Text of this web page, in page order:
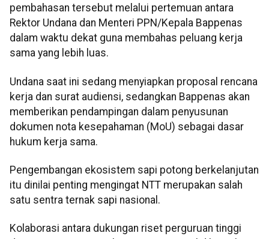
pembahasan tersebut melalui pertemuan antara
Rektor Undana dan Menteri PPN/Kepala Bappenas
dalam waktu dekat guna membahas peluang kerja
sama yang lebih luas.
Undana saat ini sedang menyiapkan proposal rencana
kerja dan surat audiensi, sedangkan Bappenas akan
memberikan pendampingan dalam penyusunan
dokumen nota kesepahaman (MoU) sebagai dasar
hukum kerja sama.
Pengembangan ekosistem sapi potong berkelanjutan
itu dinilai penting mengingat NTT merupakan salah
satu sentra ternak sapi nasional.
Kolaborasi antara dukungan riset perguruan tinggi